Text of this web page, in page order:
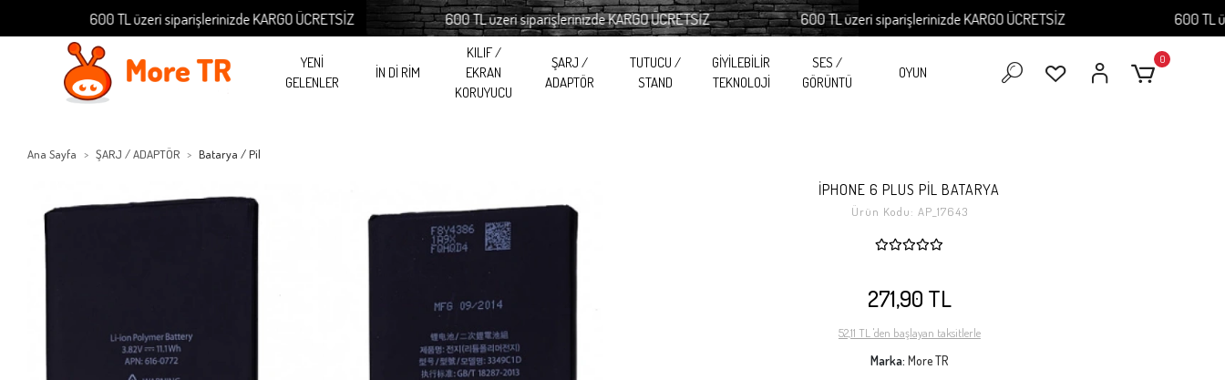
600 TL üzeri siparişlerinizde KARGO ÜCRETSİZ 600 TL üzeri siparişlerinizde KARGO ÜCRETSİZ 600 TL üzeri siparişlerinizde KARGO ÜCRETSİZ 600 TL
YENİ
GELENLER
İN Dİ RİM
KILIF /
EKRAN
KORUYUCU
ŞARJ /
ADAPTÖR
TUTUCU /
STAND
GİYİLEBİLİR
TEKNOLOJİ
SES /
GÖRÜNTÜ
OYUN
0
Ana Sayfa ŞARJ / ADAPTÖR Batarya / Pil
İPHONE 6 PLUS PİL BATARYA
Ürün Kodu: AP_17643
271,90 TL
52,11 TL 'den başlayan taksitlerle
Marka:More TR